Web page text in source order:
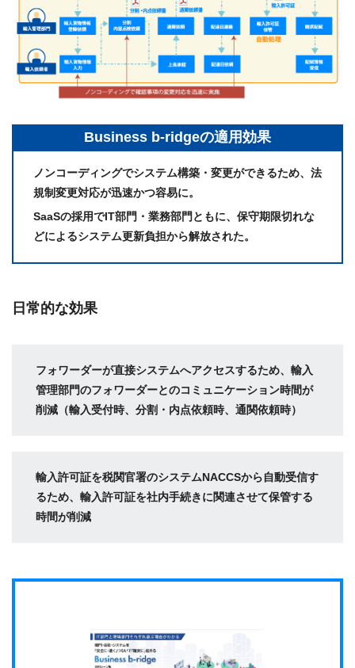
Business b-ridgeの適用効果
ノンコーディングでシステム構築・変更ができるため、法
規制変更対応が迅速かつ容易に。
SaaSの採用でIT部門・業務部門ともに、保守期限切れな
どによるシステム更新負担から解放された。
日常的な効果
フォワーダーが直接システムへアクセスするため、輸入
管理部門のフォワーダーとのコミュニケーション時間が
削減（輸入受付時、分割・内点依頼時、通関依頼時）
輸入許可証を税関官署のシステムNACCSから自動受信す
るため、輸入許可証を社内手続きに関連させて保管する
時間が削減